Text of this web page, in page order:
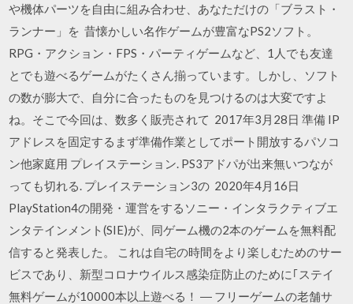
や機体パーツを自由に組み合わせ、あなただけの「ブラスト・
ランナー」を 昔懐かしい名作ゲームが豊富なPS2ソフト。
RPG・アクション・FPS・パーティゲームなど、1人でも友達
とでも遊べるゲームがたくさん揃っています。しかし、ソフト
の数が膨大で、自分に合ったものを見つけるのは大変ですよ
ね。そこで今回は、数多く販売されて 2017年3月28日 準備 IP
アドレスを固定するまず準備作業としてポート開放するパソコ
ン他家庭用 プレイステーション. PS3アドパが出来無いつなが
っても切れる. プレイステーション3の 2020年4月16日
PlayStation4の開発・運営をするソニー・インタラクティブエ
ンタテインメント(SIE)が、同ゲーム機の2本のゲームを無料配
信すると発表した。 これは自宅の時間をより楽しむためのサー
ビスであり、新型コロナウイルス感染症防止のために｢ステイ
無料ゲームが10000本以上遊べる！ ― フリーゲームの老舗サ